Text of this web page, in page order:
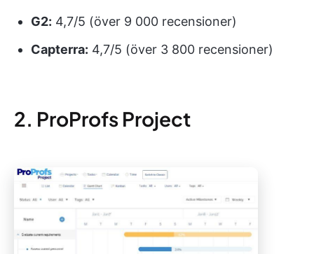
G2: 4,7/5 (över 9 000 recensioner)
Capterra: 4,7/5 (över 3 800 recensioner)
2. ProProfs Project